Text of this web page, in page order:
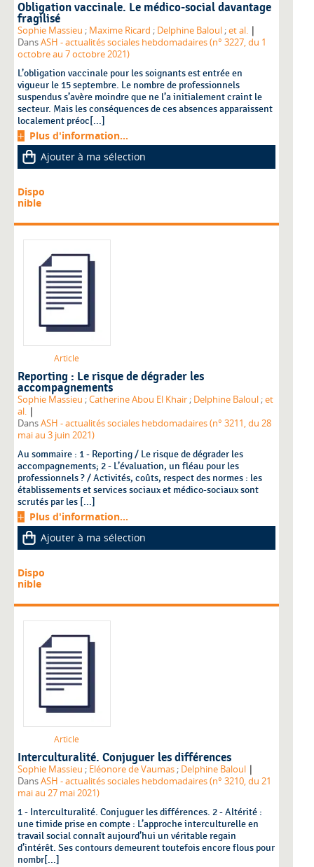
Obligation vaccinale. Le médico-social davantage
fragilisé
Sophie Massieu ; Maxime Ricard ; Delphine Baloul ;et al. |
DansASH - actualités sociales hebdomadaires (n° 3227, du 1
octobre au 7 octobre 2021)
L’obligation vaccinale pour les soignants est entrée en
vigueur le 15 septembre. Le nombre de professionnels
suspendus s’avère moindre que ne l’a initialement craint le
secteur. Mais les conséquences de ces absences apparaissent
localement préoc[...]
Plus d'information...
Ajouter à ma sélection
Dispo
nible
Article
Reporting : Le risque de dégrader les
accompagnements
Sophie Massieu ;Catherine Abou El Khair ; Delphine Baloul ;et
al. |
DansASH - actualités sociales hebdomadaires (n° 3211, du 28
mai au 3 juin 2021)
Au sommaire : 1 - Reporting / Le risque de dégrader les
accompagnements; 2 - L’évaluation, un fléau pour les
professionnels ? / Activités, coûts, respect des normes : les
établissements et services sociaux et médico-sociaux sont
scrutés par les [...]
Plus d'information...
Ajouter à ma sélection
Dispo
nible
Article
Interculturalité. Conjuguer les différences
Sophie Massieu ; Eléonore de Vaumas ; Delphine Baloul |
DansASH - actualités sociales hebdomadaires (n° 3210, du 21
mai au 27 mai 2021)
1 - Interculturalité. Conjuguer les différences. 2 - Altérité :
une timide prise en compte : L’approche interculturelle en
travail social connaît aujourd’hui un véritable regain
d’intérêt. Ses contours demeurent toutefois encore flous pour
nombr[...]